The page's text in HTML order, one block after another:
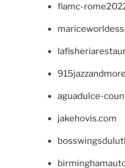
fiamc-
aguadulce-
jakehovis.com